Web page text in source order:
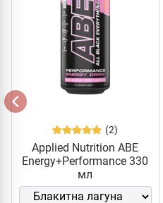
(2)
Applied Nutrition ABE
Energy+Performance 330
мл